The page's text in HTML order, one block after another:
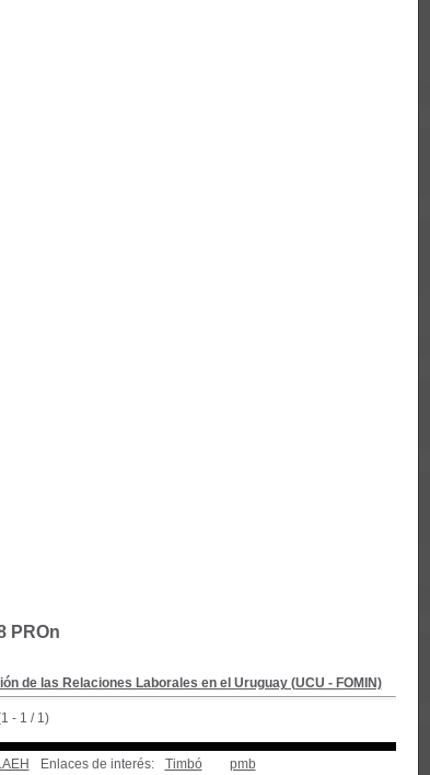
PROn
de las Relaciones Laborales en el Uruguay (UCU - FOMIN)
- 1 / 1)
Enlaces de interés: Timbó pmb